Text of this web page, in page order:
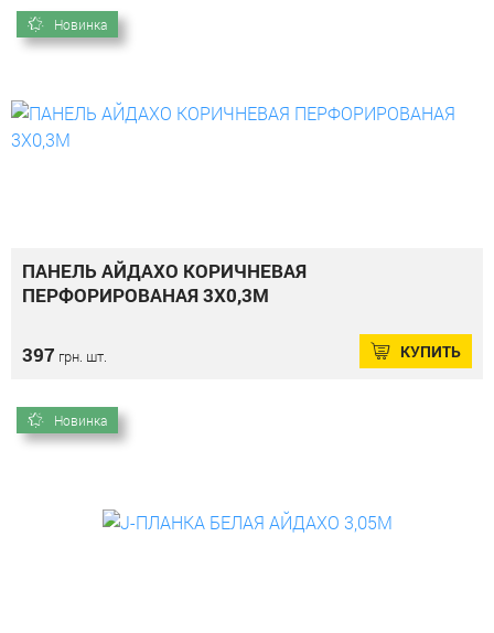
Новинка
ПАНЕЛЬ АЙДАХО КОРИЧНЕВАЯ
ПЕРФОРИРОВАНАЯ 3Х0,3М
397 грн. шт. КУПИТЬ
Новинка